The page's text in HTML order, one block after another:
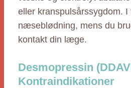
eller kranspulsårssygdom.
næseblødning, mens du
kontakt din læge.
Desmopressin
Kontraindikationer